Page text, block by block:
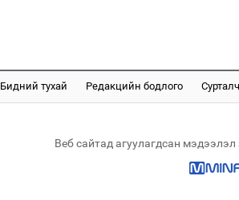
Бидний тухай Редакцийн бодлого
Веб сайтад агуулагдсан